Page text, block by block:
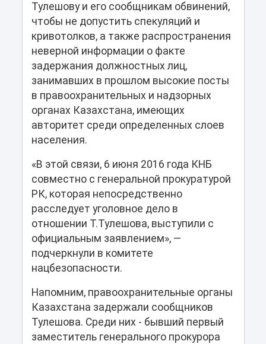
Тулешову и его сообщникам обвинений,
чтобы не допустить спекуляций и
кривотолков, а также распространения
неверной информации о факте
задержания должностных лиц,
занимавших в прошлом высокие посты
в правоохранительных и надзорных
органах Казахстана, имеющих
авторитет среди определенных слоев
населения.
«В этой связи, 6 июня 2016 года КНБ
совместно с генеральной прокуратурой
РК, которая непосредственно
расследует уголовное дело в
отношении Т.Тулешова, выступили с
официальным заявлением», —
подчеркнули в комитете
нацбезопасности.
Напомним, правоохранительные органы
Казахстана задержали сообщников
Тулешова. Среди них - бывший первый
заместитель генерального прокурора